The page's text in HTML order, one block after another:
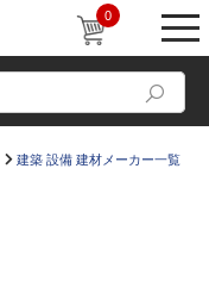
0
建築 設備 建材メーカー一覧